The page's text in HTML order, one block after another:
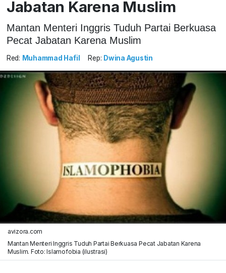
Jabatan Karena Muslim
Mantan Menteri Inggris Tuduh Partai Berkuasa
Pecat Jabatan Karena Muslim
Red: Muhammad Hafil Rep: Dwina Agustin
avizora.com
Mantan Menteri Inggris Tuduh Partai Berkuasa Pecat Jabatan Karena
Muslim. Foto: Islamofobia (ilustrasi)